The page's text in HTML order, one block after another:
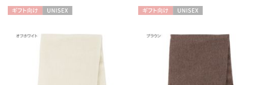
向け
X
向け
X